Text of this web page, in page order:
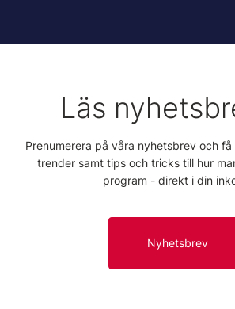
Läs
Prenumerera på våra nyhetsbrev och
trender samt tips och tricks till hur
program - direkt i din
Nyhetsbrev